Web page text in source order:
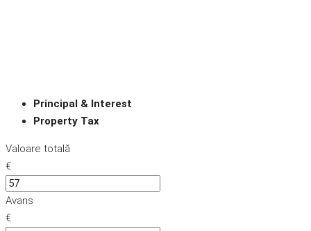
Principal & Interest
Property Tax
Valoare totală
€
Avans
€